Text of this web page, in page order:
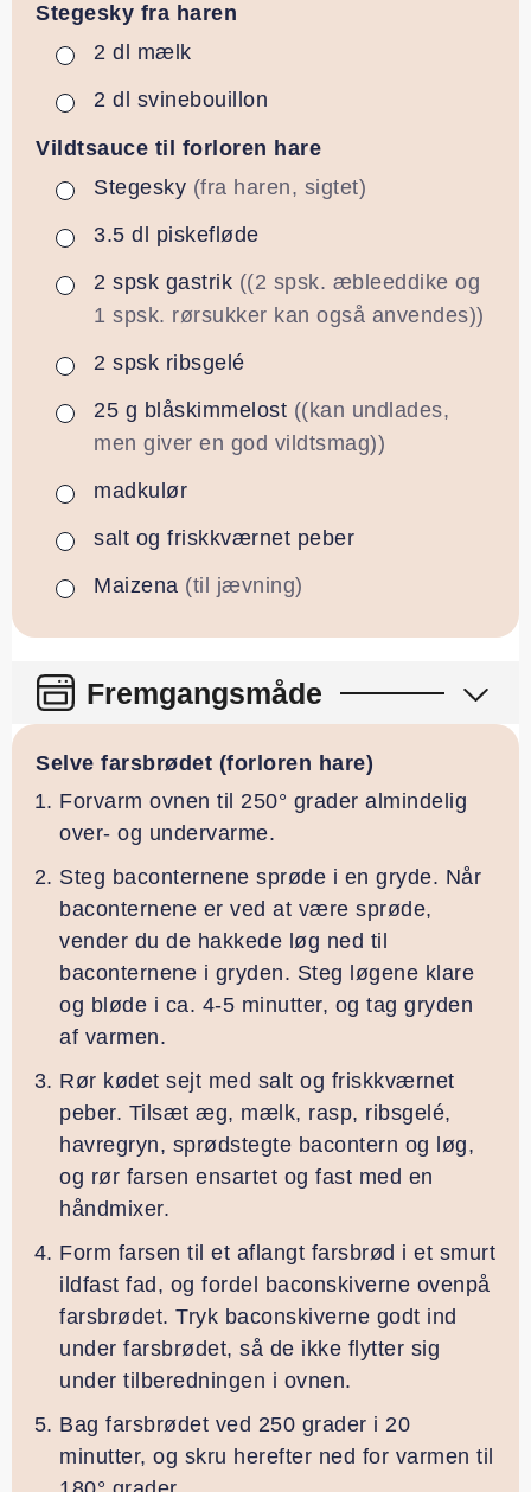
Stegesky fra haren
▢
2 dl mælk
▢
2 dl svinebouillon
Vildtsauce til forloren hare
▢
Stegesky (fra haren, sigtet)
▢
3.5 dl piskefløde
▢
2 spsk gastrik ((2 spsk. æbleeddike og
1 spsk. rørsukker kan også anvendes))
▢
2 spsk ribsgelé
▢
25 g blåskimmelost ((kan undlades,
men giver en god vildtsmag))
▢
madkulør
▢
salt og friskkværnet peber
▢
Maizena (til jævning)
Fremgangsmåde
Selve farsbrødet (forloren hare)
Forvarm ovnen til 250° grader almindelig
over- og undervarme.
Steg baconternene sprøde i en gryde. Når
baconternene er ved at være sprøde,
vender du de hakkede løg ned til
baconternene i gryden. Steg løgene klare
og bløde i ca. 4-5 minutter, og tag gryden
af varmen.
Rør kødet sejt med salt og friskkværnet
peber. Tilsæt æg, mælk, rasp, ribsgelé,
havregryn, sprødstegte bacontern og løg,
og rør farsen ensartet og fast med en
håndmixer.
Form farsen til et aflangt farsbrød i et smurt
ildfast fad, og fordel baconskiverne ovenpå
farsbrødet. Tryk baconskiverne godt ind
under farsbrødet, så de ikke flytter sig
under tilberedningen i ovnen.
Bag farsbrødet ved 250 grader i 20
minutter, og skru herefter ned for varmen til